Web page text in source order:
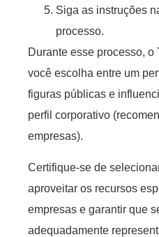
Siga as instruções
processo.
Durante esse processo,
você escolha entre um
figuras públicas e
perfil corporativo
empresas).
Certifique-se de
aproveitar os recursos
empresas e garantir que
adequadamente